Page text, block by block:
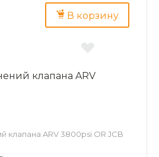
В корзину
клапана ARV
клапана ARV 3800psi OR JCB